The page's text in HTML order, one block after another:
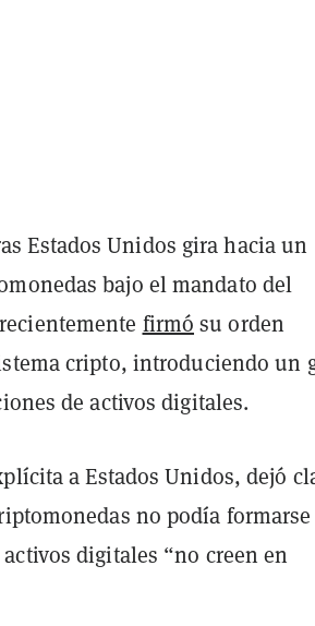
Estados Unidos gira hacia un
bajo el mandato del
firmó su orden
cripto, introduciendo un
de activos digitales.
a Estados Unidos, dejó
no podía
digitales “no creen en